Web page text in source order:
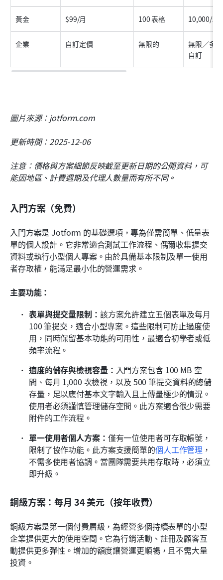
黃金 $99/月 100 表格 10,000/1
企業 自訂定價 無限的
無限／多
自訂
圖片來源：jotform.com
更新時間：2025-12-06
注意：價格與方案細節反映截至更新日期的公開資料，可
能因地區、計費週期及代理人數量而有所不同。
入門方案（免費）
入門方案是 Jotform 的基礎選項，專為僅需簡單、低量表
單的個人設計。它非常適合測試工作流程、偶爾收集提交
資料或執行小型個人專案。由於具備基本限制及單一使用
者存取權，能滿足最小化的營運需求。
主要功能：
表單與提交量限制： 該方案允許建立五個表單及每月
100 筆提交，適合小型專案。這些限制可防止過度使
用，同時保留基本功能的可用性，最適合初學者或低
頻率流程。
適度的儲存與檢視容量： 入門方案包含 100 MB 空
間、每月 1,000 次檢視，以及 500 筆提交資料的總儲
存量，足以應付基本文字輸入且上傳量極少的情況。
使用者必須謹慎管理儲存空間。此方案適合很少需要
附件的工作流程。
單一使用者個人方案： 僅有一位使用者可存取帳號，
限制了協作功能。此方案支援簡單的個人工作管理 ，
不需多使用者協調。當團隊需要共用存取時，必須立
即升級。
銅級方案：每月 34 美元（按年收費）
銅級方案是第一個付費層級，為經營多個持續表單的小型
企業提供更大的使用空間。它為行銷活動、註冊及顧客互
動提供更多彈性。增加的額度讓營運更順暢，且不需大量
投資。